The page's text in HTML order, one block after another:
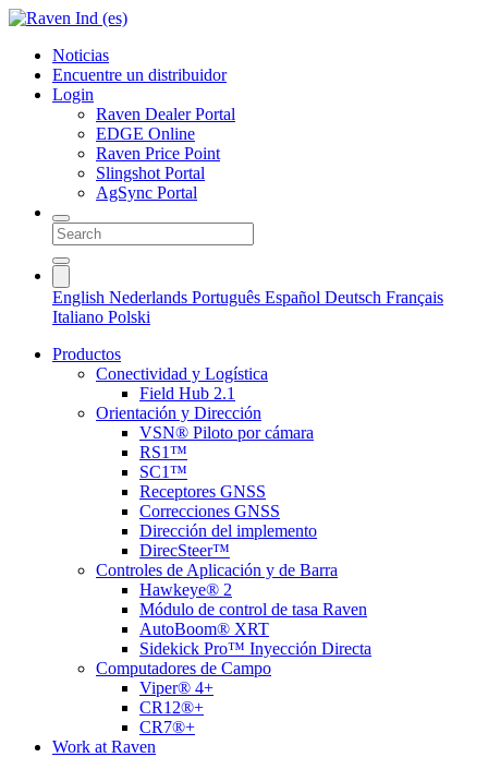
Noticias
Encuentre un distribuidor
Login
Raven Dealer Portal
EDGE Online
Raven Price Point
Slingshot Portal
AgSync Portal
English Nederlands Português Español Deutsch Français
Italiano Polski
Productos
Conectividad y Logística
Field Hub 2.1
Orientación y Dirección
VSN® Piloto por cámara
RS1™
SC1™
Receptores GNSS
Correcciones GNSS
Dirección del implemento
DirecSteer™
Controles de Aplicación y de Barra
Hawkeye® 2
Módulo de control de tasa Raven
AutoBoom® XRT
Sidekick Pro™ Inyección Directa
Computadores de Campo
Viper® 4+
CR12®+
CR7®+
Work at Raven